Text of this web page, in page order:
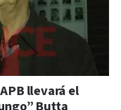
llevará el